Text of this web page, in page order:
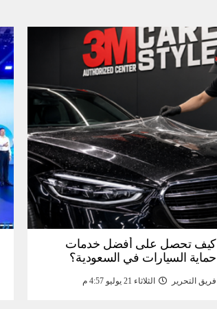
كيف تحصل على أفضل خدمات
حماية السيارات في السعودية؟
فريق التحرير الثلاثاء 21 يوليو 4:57 م